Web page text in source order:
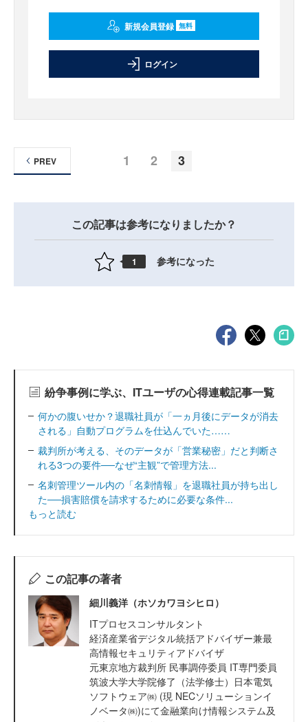
新規会員登録 無料
ログイン
1 2 3
PREV
この記事は参考になりましたか？
1 参考になった
紛争事例に学ぶ、ITユーザの心得連載記事一覧
何かの腹いせか？退職社員が「一ヵ月後にデータが消去
される」自動プログラムを仕込んでいた……
裁判所が考える、そのデータが「営業秘密」だと判断さ
れる3つの要件──なぜ“主観”で管理方法...
名刺管理ツール内の「名刺情報」を退職社員が持ち出し
た──損害賠償を請求するために必要な条件...
もっと読む
この記事の著者
細川義洋（ホソカワヨシヒロ）
ITプロセスコンサルタント
経済産業省デジタル統括アドバイザー兼最
高情報セキュリティアドバイザ
元東京地方裁判所 民事調停委員 IT専門委員
筑波大学大学院修了（法学修士）日本電気
ソフトウェア㈱ (現 NECソリューションイ
ノベータ㈱)にて金融業向け情報システム及